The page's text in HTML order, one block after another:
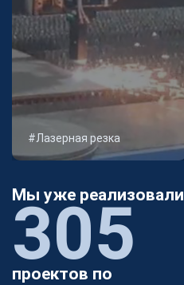
#Лазерная резка
Мы уже реализовали
305
проектов по